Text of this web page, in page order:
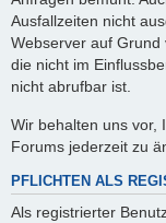
Ausfallzeiten nicht
Webserver auf Grund
die nicht im
nicht abrufbar ist.
Wir behalten uns vor,
Forums jederzeit zu
PFLICHTEN ALS
Als registrierter